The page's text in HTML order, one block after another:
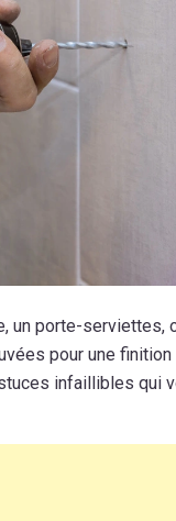
un porte-serviettes,
pour une
infaillibles qui